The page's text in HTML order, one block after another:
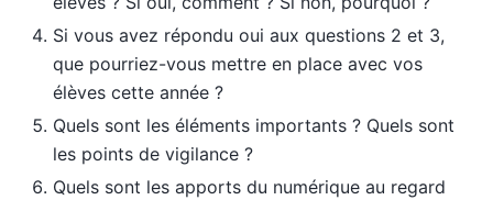
Si vous avez répondu oui aux questions 2 et 3,
que pourriez-vous mettre en place avec vos
élèves cette année ?
Quels sont les éléments importants ? Quels sont
les points de vigilance ?
Quels sont les apports du numérique au regard